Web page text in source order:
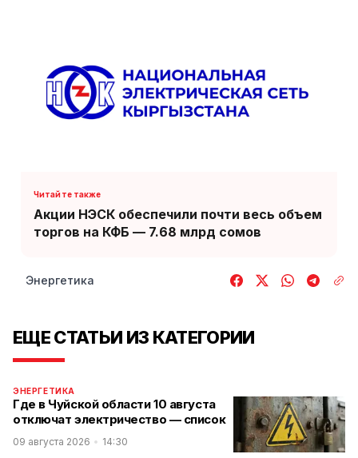
Акции НЭСК обеспечили почти весь объем
торгов на КФБ — 7.68 млрд сомов
Энергетика
ЕЩЕ СТАТЬИ ИЗ КАТЕГОРИИ
ЭНЕРГЕТИКА
Где в Чуйской области 10 августа
отключат электричество — список
09 августа 2026 14:30